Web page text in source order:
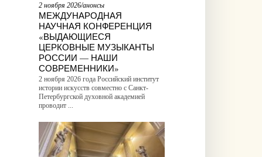
2 ноября 2026/анонсы
МЕЖДУНАРОДНАЯ
НАУЧНАЯ КОНФЕРЕНЦИЯ
«ВЫДАЮЩИЕСЯ
ЦЕРКОВНЫЕ МУЗЫКАНТЫ
РОССИИ — НАШИ
СОВРЕМЕННИКИ»
2 ноября 2026 года Российский институт
истории искусств совместно с Санкт-
Петербургской духовной академией
проводит ...